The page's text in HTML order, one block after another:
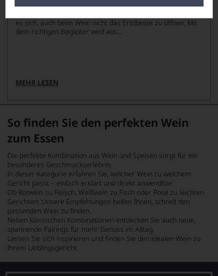
Lasagne ist kein schnelles Alltagsgericht. Wer sie richtig
es sich, auch beim Wein nicht das Erstbeste zu öffnen. Mit
dem richtigen Begleiter wird aus...
MEHR LESEN
So finden Sie den perfekten Wein
zum Essen
Die perfekte Kombination aus Wein und Speisen sorgt für ein
besonderes Geschmackserlebnis.
In dieser Kategorie erfahren Sie, welcher Wein zu welchem
Gericht passt – einfach erklärt und direkt anwendbar.
Ob Rotwein zu Fleisch, Weißwein zu Fisch oder Rosé zu leichten
Gerichten: Unsere Empfehlungen helfen Ihnen, schnell den
passenden Wein zu finden.
Neben klassischen Kombinationen entdecken Sie auch neue,
spannende Pairings für mehr Genuss im Alltag.
Lassen Sie sich inspirieren und finden Sie den idealen Wein zu
Ihrem Lieblingsgericht.